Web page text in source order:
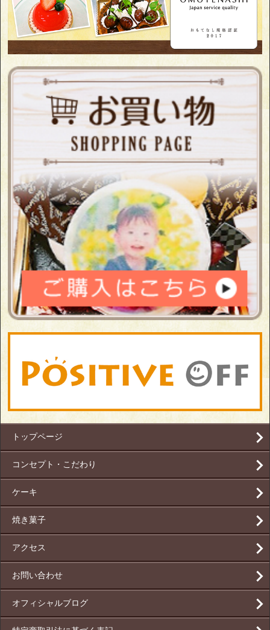
トップページ
コンセプト・こだわり
ケーキ
焼き菓子
アクセス
お問い合わせ
オフィシャルブログ